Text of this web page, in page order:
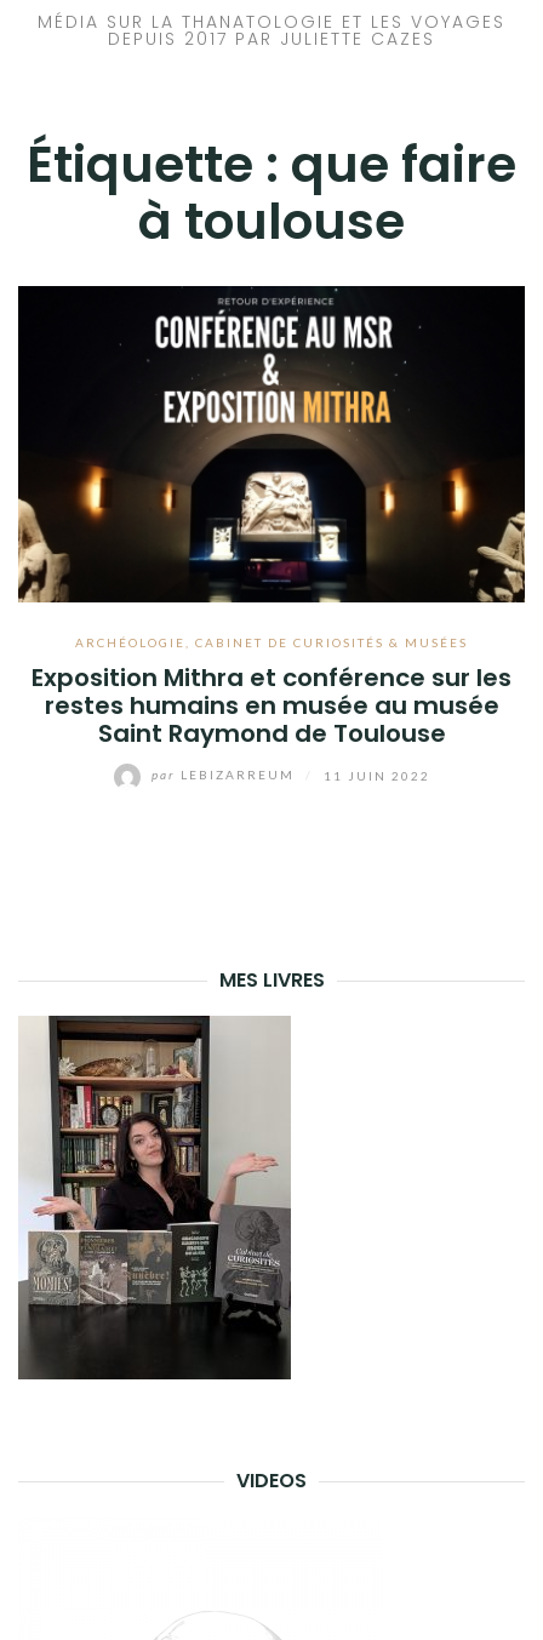
MÉDIA SUR LA THANATOLOGIE ET LES VOYAGES
DEPUIS 2017 PAR JULIETTE CAZES
Étiquette : que faire
à toulouse
ARCHÉOLOGIE CABINET DE CURIOSITÉS & MUSÉES
Exposition Mithra et conférence sur les
restes humains en musée au musée
Saint Raymond de Toulouse
par LEBIZARREUM 11 JUIN 2022
MES LIVRES
VIDEOS